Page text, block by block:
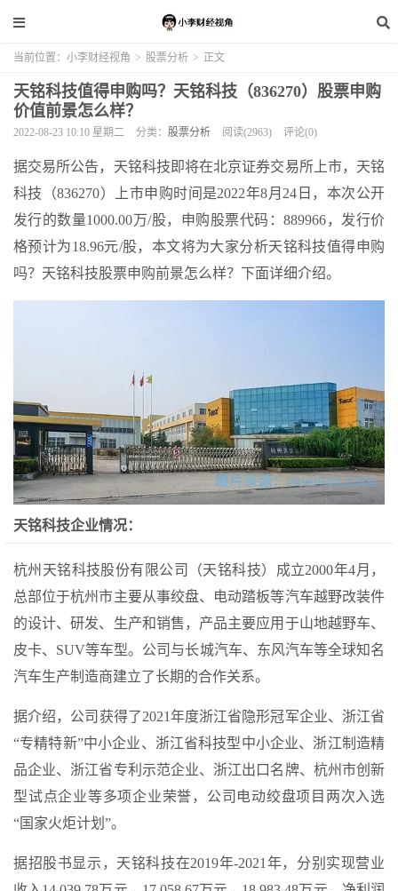
当前位置： 小李财经视角 > 股票分析 > 正文
天铭科技值得申购吗？天铭科技（836270）股票申购
价值前景怎么样？
2022-08-23 10:10 星期二 分类： 股票分析 阅读(2963) 评论(0)
据交易所公告，天铭科技即将在北京证券交易所上市，天铭
科技（836270）上市申购时间是2022年8月24日，本次公开
发行的数量1000.00万/股，申购股票代码：889966，发行价
格预计为18.96元/股，本文将为大家分析天铭科技值得申购
吗？天铭科技股票申购前景怎么样？下面详细介绍。
天铭科技企业情况：
杭州天铭科技股份有限公司（天铭科技）成立2000年4月，
总部位于杭州市主要从事绞盘、电动踏板等汽车越野改装件
的设计、研发、生产和销售，产品主要应用于山地越野车、
皮卡、SUV等车型。公司与长城汽车、东风汽车等全球知名
汽车生产制造商建立了长期的合作关系。
据介绍，公司获得了2021年度浙江省隐形冠军企业、浙江省
“专精特新”中小企业、浙江省科技型中小企业、浙江制造精
品企业、浙江省专利示范企业、浙江出口名牌、杭州市创新
型试点企业等多项企业荣誉，公司电动绞盘项目两次入选
“国家火炬计划”。
据招股书显示，天铭科技在2019年-2021年，分别实现营业